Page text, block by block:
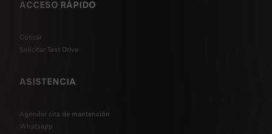
ACCESO RÁPIDO
Cotizar
Solicitar Test Drive
ASISTENCIA
Agendar cita de mantención
Whatsapp